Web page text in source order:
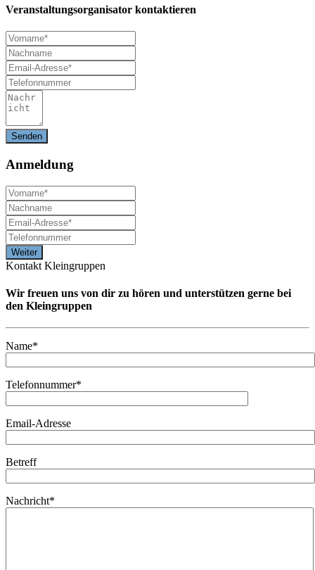
Veranstaltungsorganisator kontaktieren
Anmeldung
Kontakt Kleingruppen
Wir freuen uns von dir zu hören und unterstützen gerne bei
den Kleingruppen
Name*
Telefonnummer*
Email-Adresse
Betreff
Nachricht*